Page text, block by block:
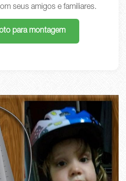
seus amigos e familiares.
para montagem